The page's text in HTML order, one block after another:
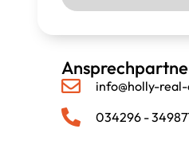
info@holly-
034296 -